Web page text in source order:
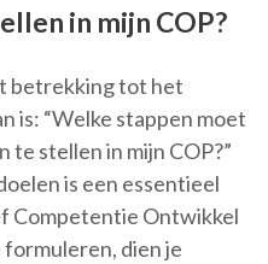
in mijn COP?
betrekking tot het
is: “Welke stappen moet
te stellen in mijn COP?”
is een essentieel
Competentie Ontwikkel
formuleren, dien je